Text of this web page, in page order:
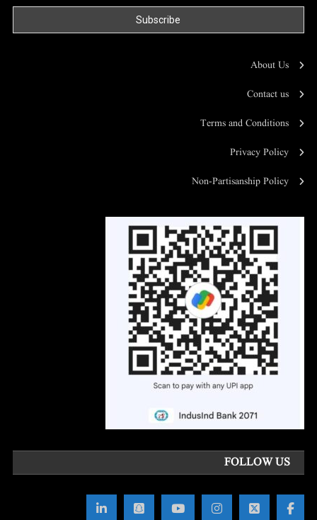
About Us
Contact us
Terms and Conditions
Privacy Policy
Non-Partisanship Policy
FOLLOW US